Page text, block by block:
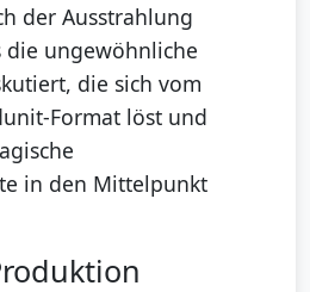
der Ausstrahlung
ungewöhnliche
die sich vom
Format löst und
in den Mittelpunkt